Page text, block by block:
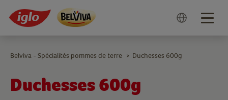
Duchesses 600g
Belviva - Spécialités pommes de terre > Duchesses 600g